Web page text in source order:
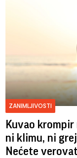
ZANIMLJIVOSTI
Kuvao
ni klimu, ni
Nećete